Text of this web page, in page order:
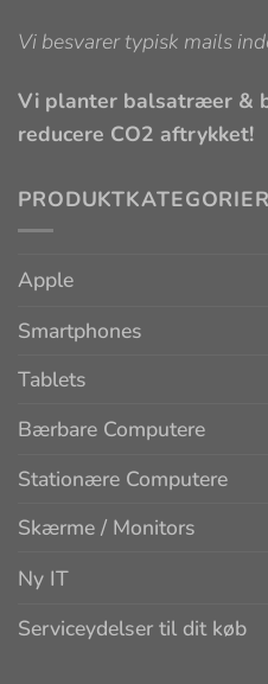
Vi besvarer typisk mails
Vi planter balsatræer &
reducere CO2 aftrykket!
Apple
Smartphones
Tablets
Bærbare Computere
Stationære Computere
Skærme / Monitors
Ny IT
Serviceydelser til dit køb